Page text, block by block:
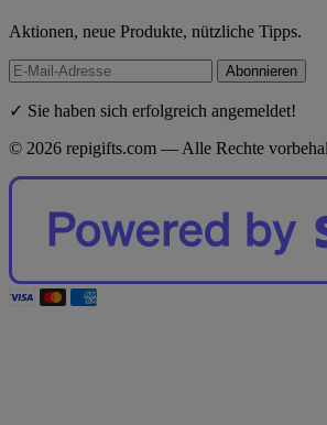
Aktionen, neue Produkte, nützliche Tipps.
Abonnieren
✓ Sie haben sich erfolgreich angemeldet!
© 2026 repigifts.com — Alle Rechte